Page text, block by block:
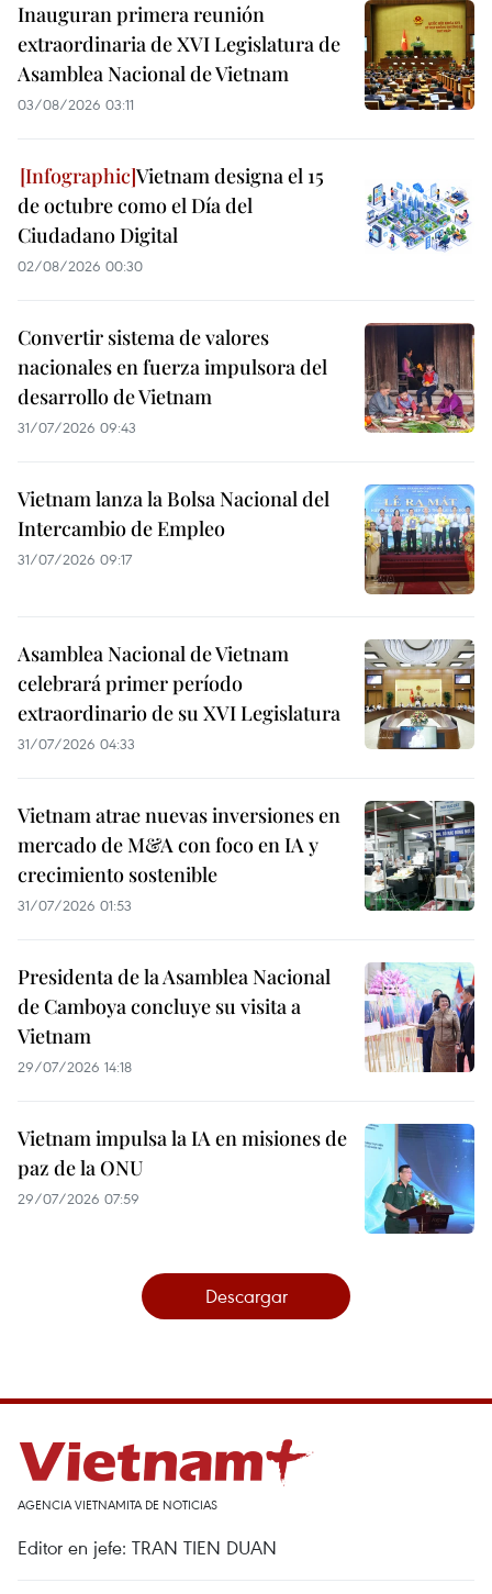
Inauguran primera reunión
extraordinaria de XVI Legislatura de
Asamblea Nacional de Vietnam
03/08/2026 03:11
Vietnam designa el 15
de octubre como el Día del
Ciudadano Digital
02/08/2026 00:30
Convertir sistema de valores
nacionales en fuerza impulsora del
desarrollo de Vietnam
31/07/2026 09:43
Vietnam lanza la Bolsa Nacional del
Intercambio de Empleo
31/07/2026 09:17
Asamblea Nacional de Vietnam
celebrará primer período
extraordinario de su XVI Legislatura
31/07/2026 04:33
Vietnam atrae nuevas inversiones en
mercado de M&A con foco en IA y
crecimiento sostenible
31/07/2026 01:53
Presidenta de la Asamblea Nacional
de Camboya concluye su visita a
Vietnam
29/07/2026 14:18
Vietnam impulsa la IA en misiones de
paz de la ONU
29/07/2026 07:59
Descargar
AGENCIA VIETNAMITA DE NOTICIAS
Editor en jefe: TRAN TIEN DUAN